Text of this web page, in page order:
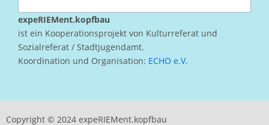
expeRIEMent.kopfbau
ist ein Kooperationsprojekt von Kulturreferat und
Sozialreferat / Stadtjugendamt.
Koordination und Organisation: ECHO e.V.
Copyright © 2024 expeRIEMent.kopfbau